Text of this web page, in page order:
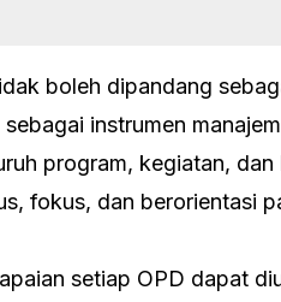
boleh dipandang
instrumen
program, kegiatan, dan
fokus, dan berorientasi
setiap OPD dapat